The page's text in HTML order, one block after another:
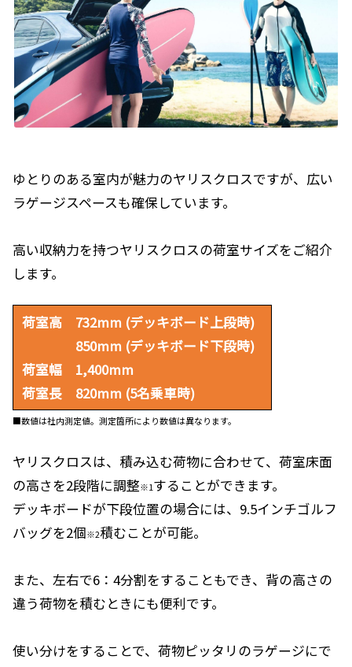
ゆとりのある室内が魅力のヤリスクロスですが、広い
ラゲージスペースも確保しています。
高い収納力を持つヤリスクロスの荷室サイズをご紹介
します。
荷室高 732mm (デッキボード上段時)
850mm (デッキボード下段時)
荷室幅 1,400mm
荷室長 820mm (5名乗車時)
■数値は社内測定値。測定箇所により数値は異なります。
ヤリスクロスは、積み込む荷物に合わせて、荷室床面
の高さを2段階に調整※1することができます。
デッキボードが下段位置の場合には、9.5インチゴルフ
バッグを2個※2積むことが可能。
また、左右で6：4分割をすることもでき、背の高さの
違う荷物を積むときにも便利です。
使い分けをすることで、荷物ピッタリのラゲージにで